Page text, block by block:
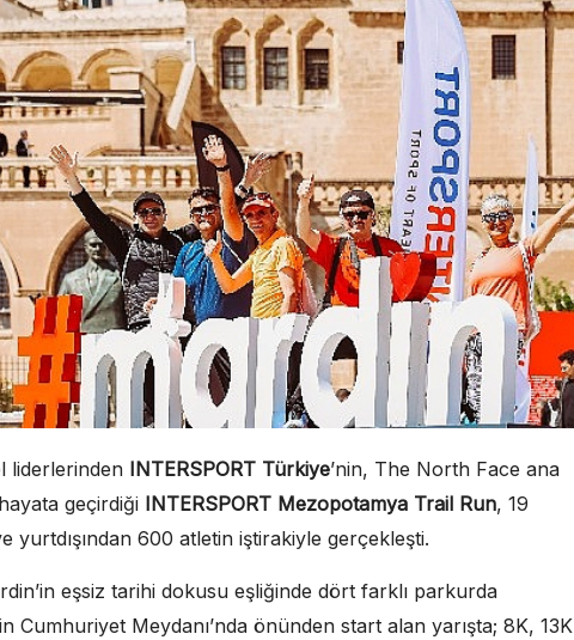
liderlerinden INTERSPORT Türkiye’nin, The North Face ana
geçirdiği INTERSPORT Mezopotamya Trail Run, 19
yurtdışından 600 atletin iştirakiyle gerçekleşti.
eşsiz tarihi dokusu eşliğinde dört farklı parkurda
Cumhuriyet Meydanı’nda önünden start alan yarışta; 8K, 13K